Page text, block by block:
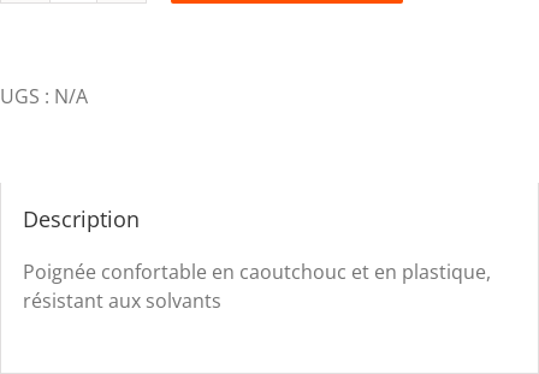
UGS : N/A
Description
Poignée confortable en caoutchouc et en plastique,
résistant aux solvants